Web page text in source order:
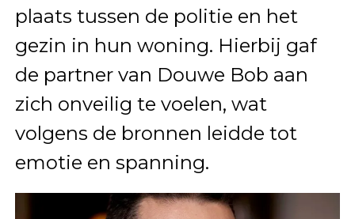
plaats tussen de politie en het
gezin in hun woning. Hierbij gaf
de partner van Douwe Bob aan
zich onveilig te voelen, wat
volgens de bronnen leidde tot
emotie en spanning.